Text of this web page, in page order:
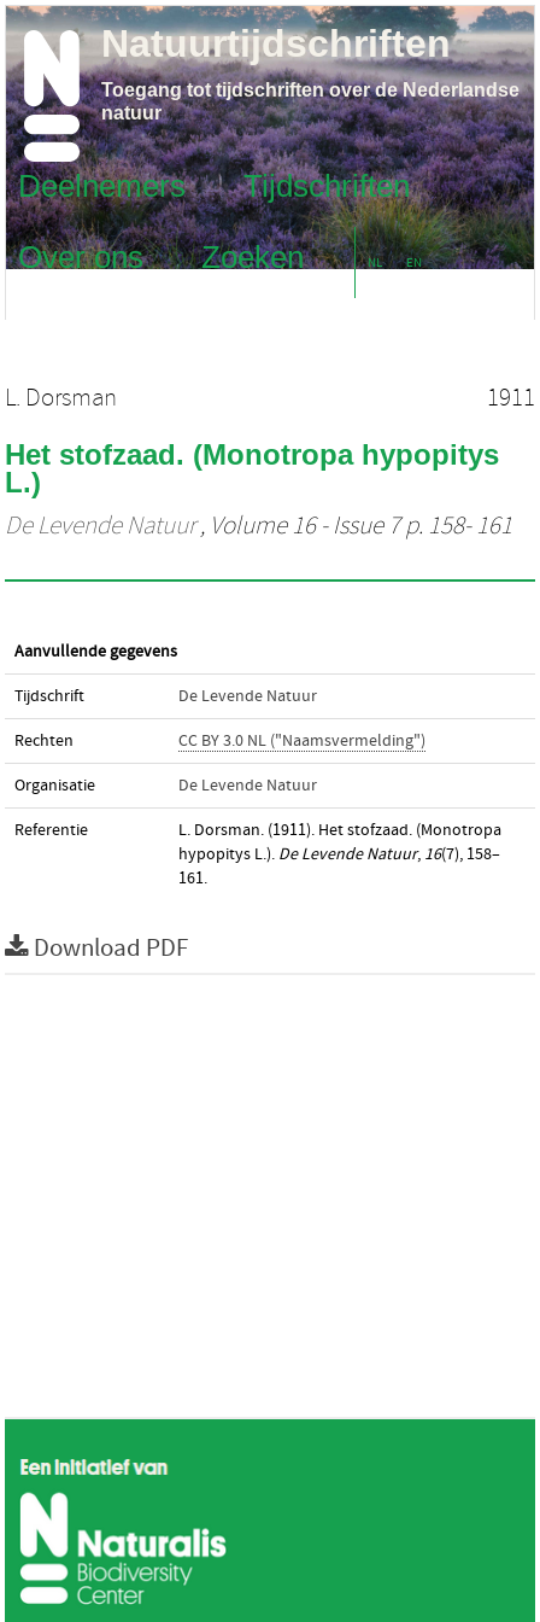
Deelnemers
Tijdschriften
Over ons
Zoeken NL EN
Natuurtijdschriften
Toegang tot tijdschriften over de Nederlandse
natuur
L. Dorsman 1911
Het stofzaad. (Monotropa hypopitys
L.)
De Levende Natuur, Volume 16 - Issue 7 p. 158- 161
Aanvullende gegevens
Tijdschrift De Levende Natuur
Rechten CC BY 3.0 NL ("Naamsvermelding")
Organisatie De Levende Natuur
Referentie
L. Dorsman. (1911). Het stofzaad. (Monotropa
hypopitys L.). De Levende Natuur, 16(7), 158–
161.
Download PDF